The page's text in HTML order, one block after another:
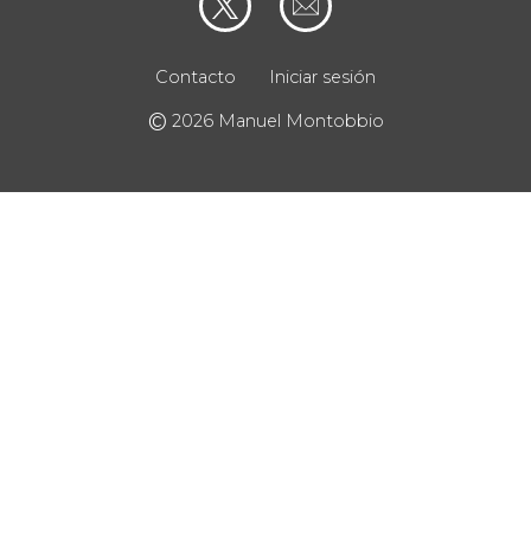
Contacto Iniciar sesión
© 2026 Manuel Montobbio